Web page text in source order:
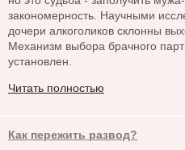
закономерность. Научными
дочери алкоголиков склонны
Механизм выбора брачного
установлен.
Читать полностью
Как пережить развод?